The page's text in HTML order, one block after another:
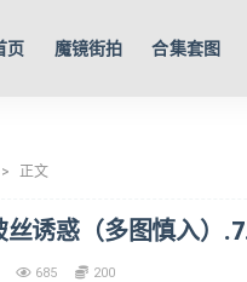
页 魔镜街拍 合集套图
正文
诱惑（多图慎入）
685 200